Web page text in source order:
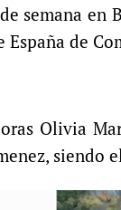
semana en
de
Olivia
siendo